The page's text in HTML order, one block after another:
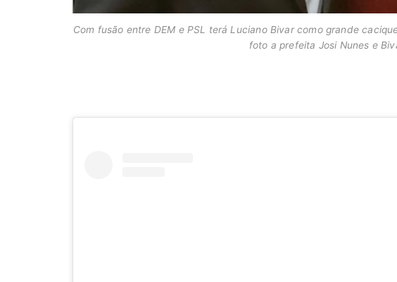
Com fusão entre DEM e PSL terá Luciano Bivar como grande
foto a prefeita Josi Nunes e